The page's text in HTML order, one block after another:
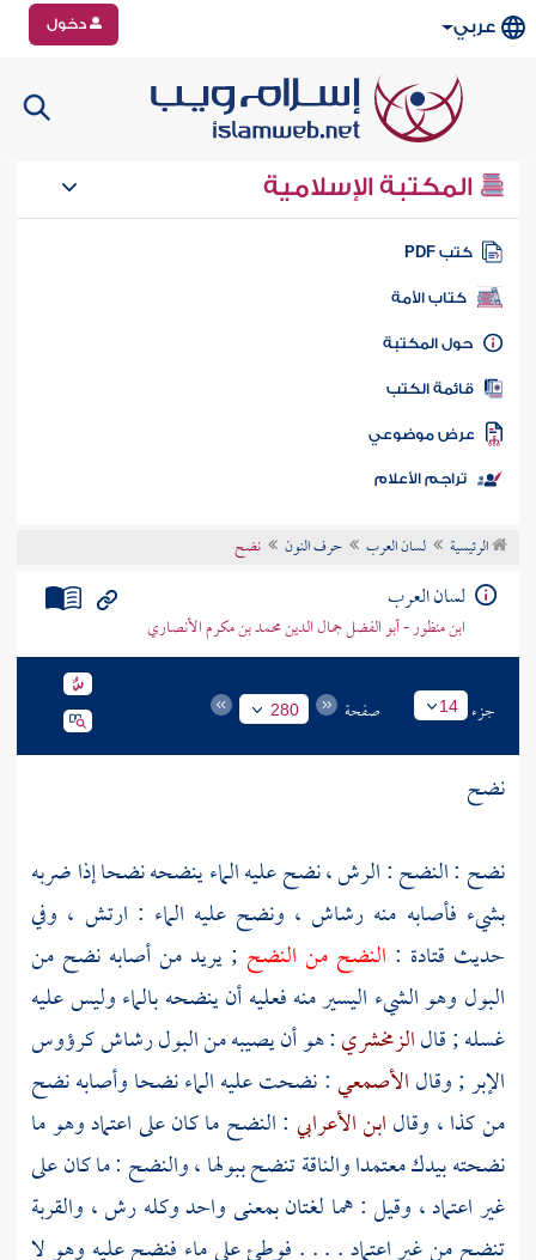
عربي دخول
المكتبة الإسلامية
كتب PDF
كتاب الأمة
المكتبة
الكتب
موضوعي
تراجم الأعلام
الرئيسية لسان العرب حرف النون نضح
لسان العرب
ابن منظور - أبو الفضل جمال الدين محمد بن مكرم الأنصاري
جزء 14 صفحة 280
نضح
نضح : النضح : الرش ، نضح عليه الماء ينضحه نضحا إذا ضربه
بشيء فأصابه منه رشاش ، ونضح عليه الماء : ارتش ، وفي
حديث قتادة : النضح من النضح ; يريد من أصابه نضح من
البول وهو الشيء اليسير منه فعليه أن ينضحه بالماء وليس عليه
غسله ; قالالزمخشري: هو أن يصيبه من البول رشاش كرؤوس
الإبر ; وقالالأصمعي: نضحت عليه الماء نضحا وأصابه نضح
من كذا ، وقالابن الأعرابي : النضح ما كان على اعتماد وهو ما
نضحته بيدك معتمدا والناقة تنضح ببولها ، والنضح : ما كان على
غير اعتماد ، وقيل : هما لغتان بمعنى واحد وكله رش ، والقربة
تنضح من غير اعتماد . . . . فوطئ على ماء فنضح عليه وهو لا